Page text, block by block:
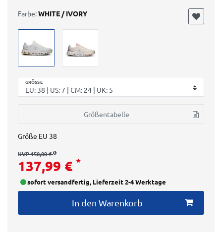
GRÖSSE
Größentabelle
Farbe:WHITE / IVORY
Größe EU 38
UVP 150,00 €
137,99 € *
sofort versandfertig, Lieferzeit 2-4 Werktage
In den Warenkorb